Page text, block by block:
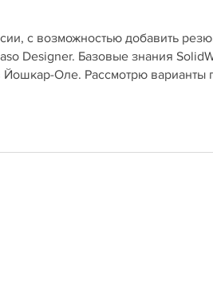
с возможностью добавить
Designer. Базовые знания
Йошкар-Оле. Рассмотрю варианты